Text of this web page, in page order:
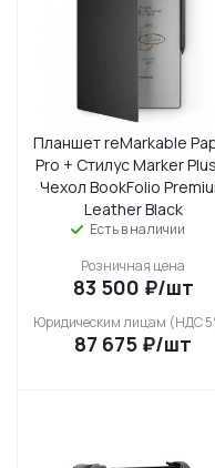
Планшет reMarkable
Pro + Стилус Marker
Чехол BookFolio
Leather Black
Есть в наличии
Розничная цена
83 500 ₽/шт
Юридическим лицам (НДС
87 675 ₽/шт